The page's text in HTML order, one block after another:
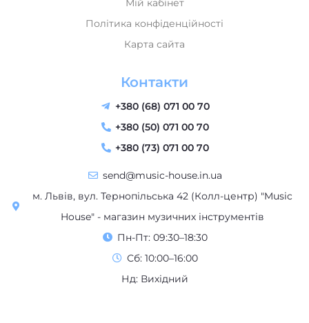
Карта сайта
Контакти
+380 (73) 071 00 70
send@music-house.in.ua
House" - магазин музичних інструментів
Пн-Пт: 09:30–18:30
Сб: 10:00–16:00
Нд: Вихідний